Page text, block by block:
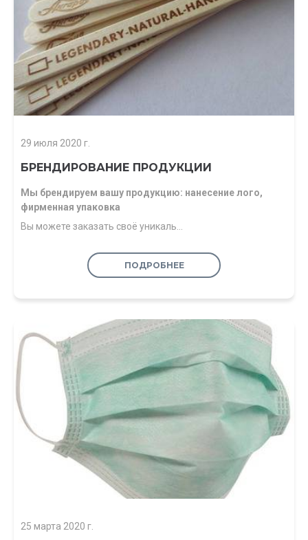
29 июля 2020 г.
БРЕНДИРОВАНИЕ ПРОДУКЦИИ
Мы брендируем вашу продукцию: нанесение лого,
фирменная упаковка
Вы можете заказать своё уникаль…
ПОДРОБНЕЕ
25 марта 2020 г.